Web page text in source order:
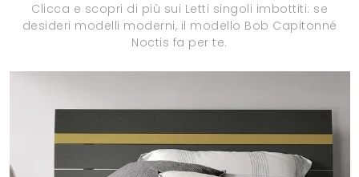
Clicca e scopri di più sui Letti singoli imbottiti: se
desideri modelli moderni, il modello Bob Capitonné
Noctis fa per te.